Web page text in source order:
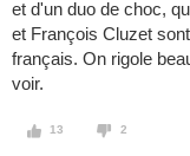
et d'un duo de choc,
et François Cluzet
français. On rigole
voir.
13 2